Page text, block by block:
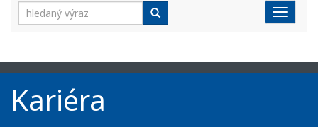
Vyhledávání:
Kariéra